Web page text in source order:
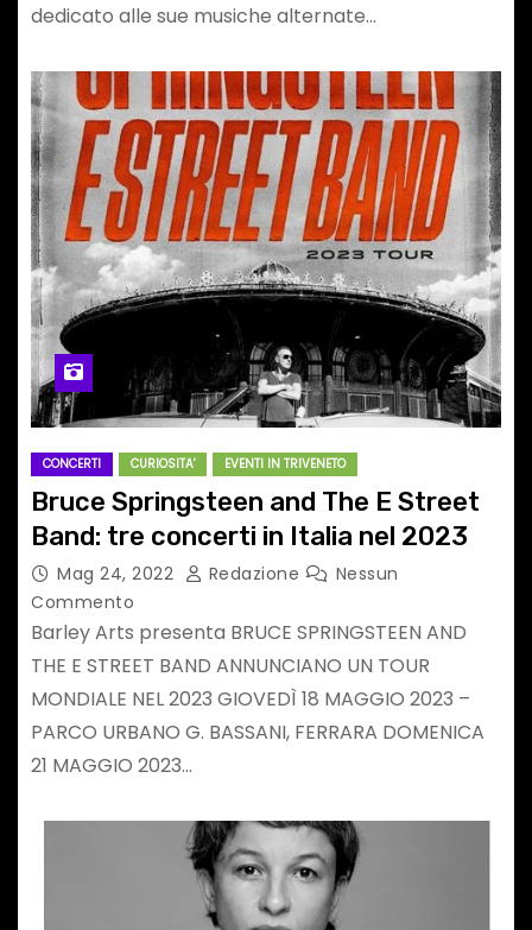
dedicato alle sue musiche alternate…
CONCERTI CURIOSITA' EVENTI IN TRIVENETO
Bruce Springsteen and The E Street
Band: tre concerti in Italia nel 2023
Mag 24, 2022 Redazione
Nessun
Commento
Barley Arts presenta BRUCE SPRINGSTEEN AND
THE E STREET BAND ANNUNCIANO UN TOUR
MONDIALE NEL 2023 GIOVEDÌ 18 MAGGIO 2023 –
PARCO URBANO G. BASSANI, FERRARA DOMENICA
21 MAGGIO 2023…